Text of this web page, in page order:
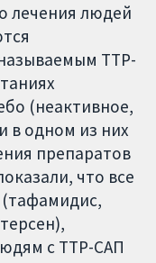
лечения людей
ТТР-
(неактивное,
в одном из них
препаратов
что все
(тафамидис,
с ТТР-САП